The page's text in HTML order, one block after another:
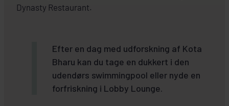
Dynasty Restaurant.
Efter en dag med udforskning af Kota
Bharu kan du tage en dukkert i den
udendørs swimmingpool eller nyde en
forfriskning i Lobby Lounge.